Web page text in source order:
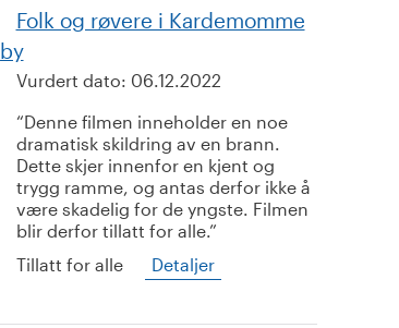
Folk og røvere i Kardemomme
by
Vurdert dato: 06.12.2022
Denne filmen inneholder en noe
dramatisk skildring av en brann.
Dette skjer innenfor en kjent og
trygg ramme, og antas derfor ikke å
være skadelig for de yngste. Filmen
blir derfor tillatt for alle.
Tillatt for alle
Detaljer